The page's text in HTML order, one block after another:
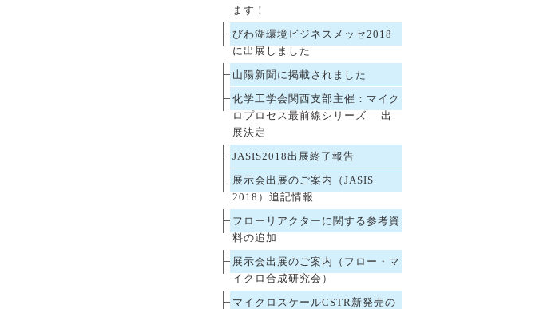
ます！
びわ湖環境ビジネスメッセ2018
に出展しました
山陽新聞に掲載されました
化学工学会関西支部主催：マイク
ロプロセス最前線シリーズ 出
展決定
JASIS2018出展終了報告
展示会出展のご案内（JASIS
2018）追記情報
フローリアクターに関する参考資
料の追加
展示会出展のご案内（フロー・マ
イクロ合成研究会）
マイクロスケールCSTR新発売の